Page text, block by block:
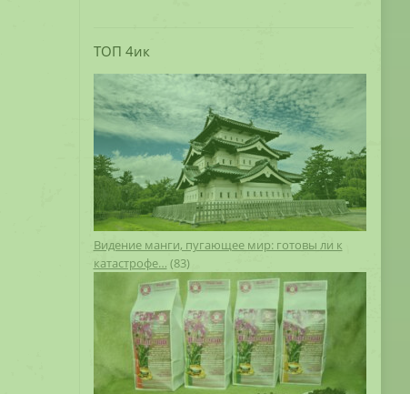
ТОП 4ик
Видение манги, пугающее мир: готовы ли к
катастрофе… (83)